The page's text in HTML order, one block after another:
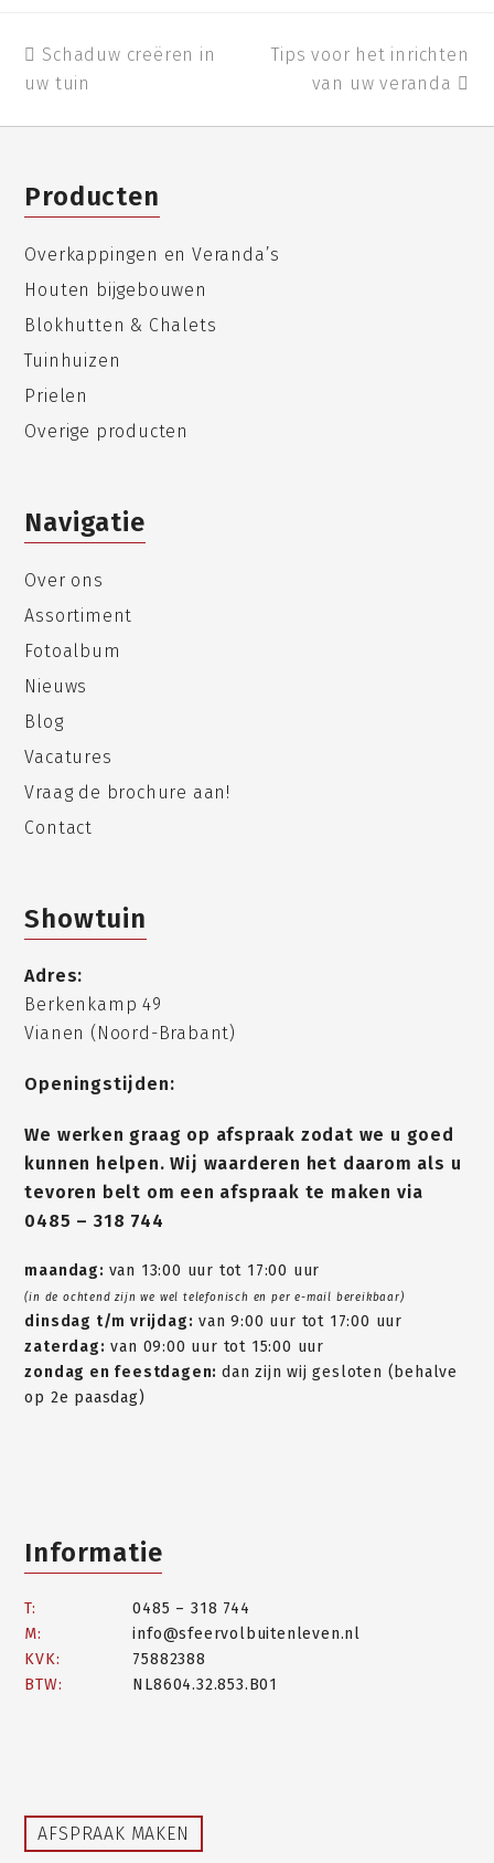
previous
post:
Schaduw creëren in
uw tuin
next
post:
Tips voor het inrichten
van uw veranda
Producten
Overkappingen en Veranda’s
Houten bijgebouwen
Blokhutten & Chalets
Tuinhuizen
Prielen
Overige producten
Navigatie
Over ons
Assortiment
Fotoalbum
Nieuws
Blog
Vacatures
Vraag de brochure aan!
Contact
Showtuin
Adres:
Berkenkamp 49
Vianen (Noord-Brabant)
Openingstijden:
We werken graag op afspraak zodat we u goed
kunnen helpen. Wij waarderen het daarom als u
tevoren belt om een afspraak te maken via
0485 – 318 744
maandag: van 13:00 uur tot 17:00 uur
(in de ochtend zijn we wel telefonisch en per e-mail bereikbaar)
dinsdag t/m vrijdag: van 9:00 uur tot 17:00 uur
zaterdag: van 09:00 uur tot 15:00 uur
zondag en feestdagen:dan zijn wij gesloten (behalve
op 2e paasdag)
Informatie
T:
0485 – 318 744
M:
info@sfeervolbuitenleven.nl
KVK:
75882388
BTW:
NL8604.32.853.B01
AFSPRAAK MAKEN